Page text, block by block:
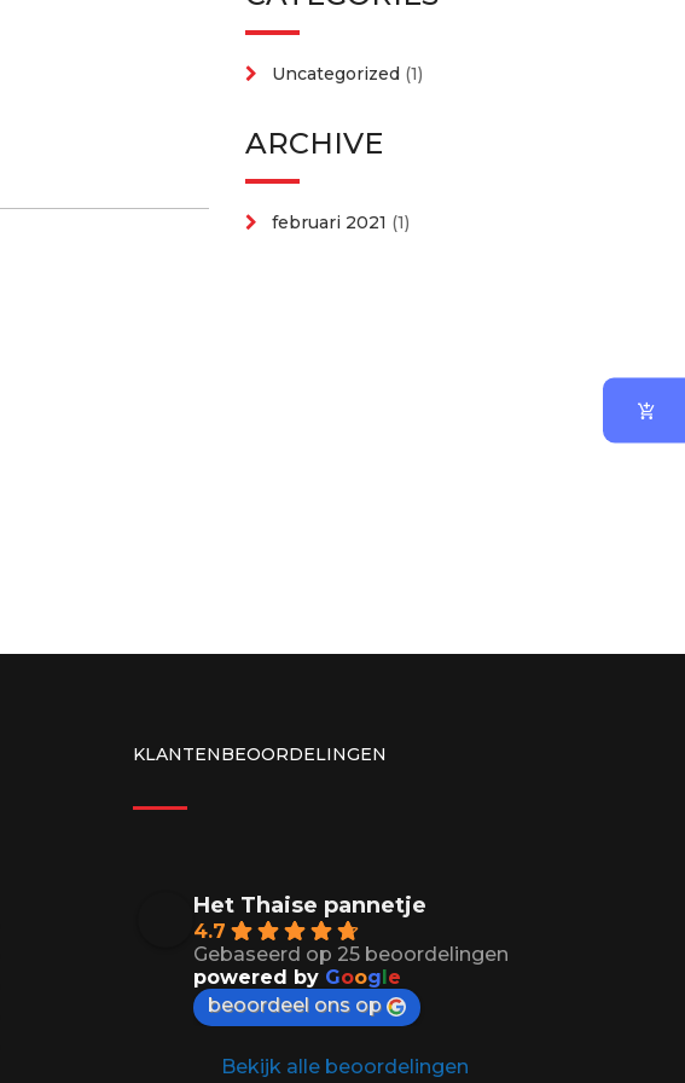
Uncategorized(1)
ARCHIVE
februari 2021 (1)
KLANTENBEOORDELINGEN
Het Thaise pannetje
4.7
Gebaseerd op 25 beoordelingen
powered by Google
beoordeel ons op
Bekijk alle beoordelingen